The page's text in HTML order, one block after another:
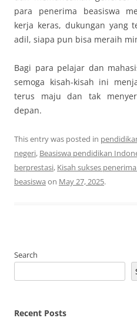
para penerima beasiswa
kerja keras, dukungan yang
adil, siapa pun bisa meraih
Bagi para pelajar dan
semoga kisah-kisah ini
terus maju dan tak
depan.
This entry was posted in
negeri, Beasiswa pendidikan
berprestasi, Kisah sukses
beasiswa on May 27, 2025.
Search
Recent Posts